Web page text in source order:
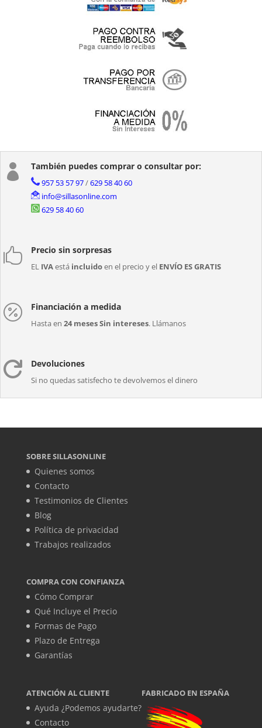
 También puedes comprar o consultar por:
957 53 57 97/629 58 40 60
info@sillasonline.com
629 58 40 60
 Precio sin sorpresas
EL IVAestá incluidoen el precio y el ENVÍO ES GRATIS
 Financiación a medida
Hasta en 24 meses Sin intereses. Llámanos
 Devoluciones
Si no quedas satisfecho te devolvemos el dinero
SOBRE SILLASONLINE
Quienes somos
Contacto
Testimonios de Clientes
Blog
Política de privacidad
Trabajos realizados
COMPRA CON CONFIANZA
Cómo Comprar
Qué Incluye el Precio
Formas de Pago
Plazo de Entrega
Garantías
ATENCIÓN AL CLIENTE
Ayuda ¿Podemos ayudarte?
Contacto
FABRICADO EN ESPAÑA